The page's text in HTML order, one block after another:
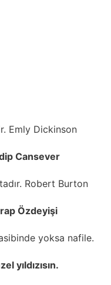
Emly Dickinson
Cansever
Robert Burton
Özdeyişi
yoksa nafile.
yıldızısın.